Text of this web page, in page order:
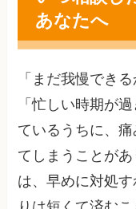
あなたへ
「まだ我慢でき
「忙しい時期が
ているうちに、
てしまうことが
は、早めに対処